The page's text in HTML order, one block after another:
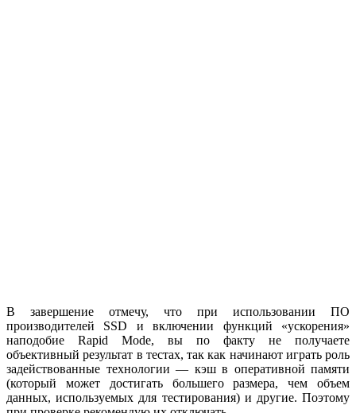
В завершение отмечу, что при использовании ПО
производителей SSD и включении функций «ускорения»
наподобие Rapid Mode, вы по факту не получаете
объективный результат в тестах, так как начинают играть роль
задействованные технологии — кэш в оперативной памяти
(который может достигать большего размера, чем объем
данных, используемых для тестирования) и другие. Поэтому